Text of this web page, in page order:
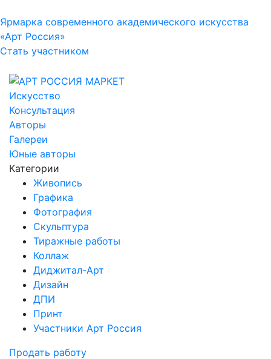
Ярмарка современного академического искусства
«Арт Россия»
Стать участником
Искусство
Консультация
Авторы
Галереи
Юные авторы
Категории
Живопись
Графика
Фотография
Скульптура
Тиражные работы
Коллаж
Диджитал-Арт
Дизайн
ДПИ
Принт
Участники Арт Россия
Продать работу